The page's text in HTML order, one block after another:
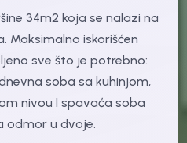
34m2 koja se nalazi na
Maksimalno iskorišćen
sve što je potrebno:
soba sa kuhinjom,
nivou I spavaća soba
odmor u dvoje.